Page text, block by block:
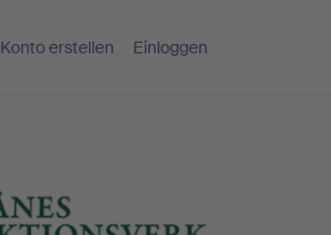
Konto erstellen Einloggen